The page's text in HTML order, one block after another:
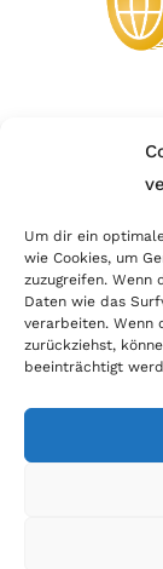
Um dir ein
wie Cookies, um
zuzugreifen. Wenn
Daten wie das
verarbeiten. Wenn
zurückziehst,
beeinträchtigt
Wir sind
erfolgreichen
viele
und
© Copyright 2026 |